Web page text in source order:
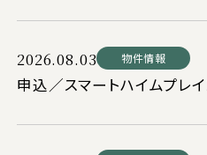
2026.08.03 物件情報
申込／スマートハイムプレ